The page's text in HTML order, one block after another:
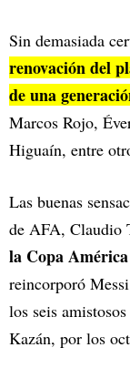
Sin demasiada
renovación del
de una
Marcos Rojo,
Higuaín, entre
Las buenas
de AFA, Claudio
la Copa
reincorporó
los seis
Kazán, por los